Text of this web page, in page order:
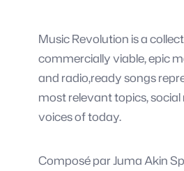
Music Revolution is a
commercially viable, epic
and radio,ready songs
most relevant topics,
voices of today.
Composé parJuma Akin